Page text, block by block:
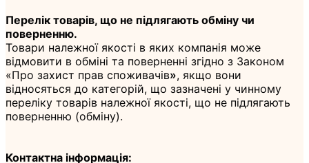
Перелік товарів, що не підлягають обміну чи
поверненню.
Товари належної якості в яких компанія може
відмовити в обміні та поверненні згідно з Законом
«Про захист прав споживачів», якщо вони
відносяться до категорій, що зазначені у чинному
переліку товарів належної якості, що не підлягають
поверненню (обміну).
Контактна інформація: